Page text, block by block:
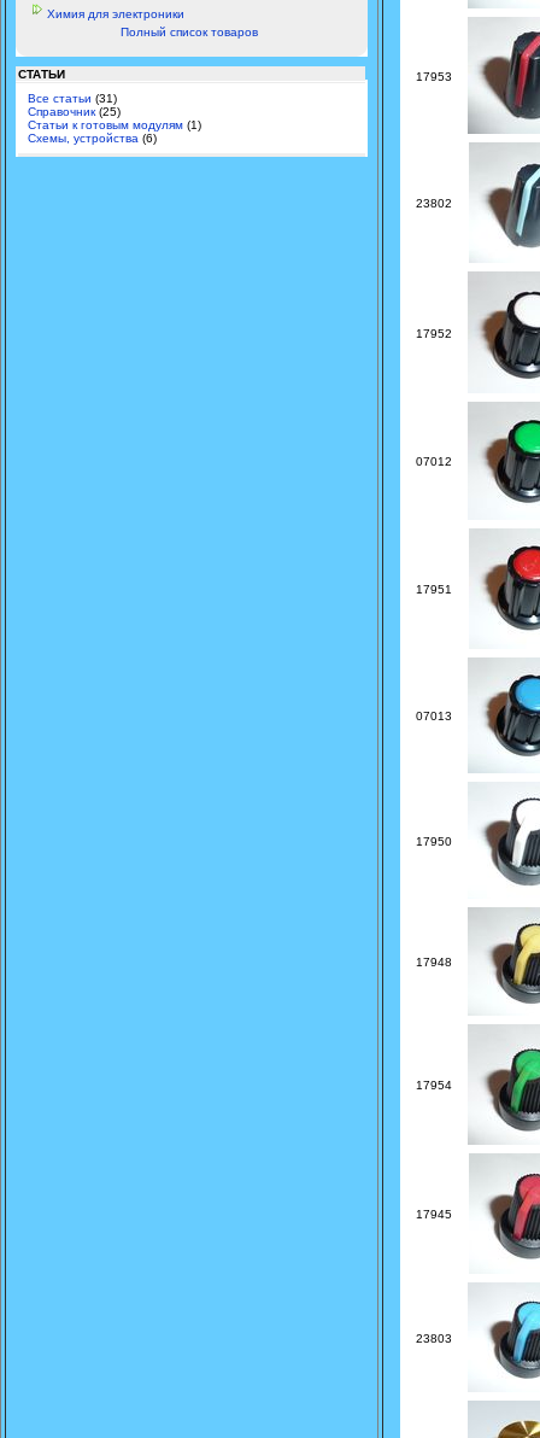
Химия для электроники
Полный список товаров
СТАТЬИ
Все статьи (31)
Справочник (25)
Статьи к готовым модулям (1)
Схемы, устройства (6)
17953
23802
17952
07012
17951
07013
17950
17948
17954
17945
23803